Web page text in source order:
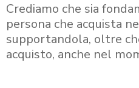
Crediamo che sia
persona che acquista
supportandola, oltre
acquisto, anche nel